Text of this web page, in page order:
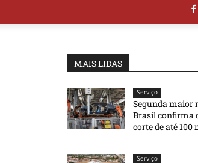
MAIS LIDAS
Serviço
Segunda maior
Brasil confirma
corte de até 100
Serviço